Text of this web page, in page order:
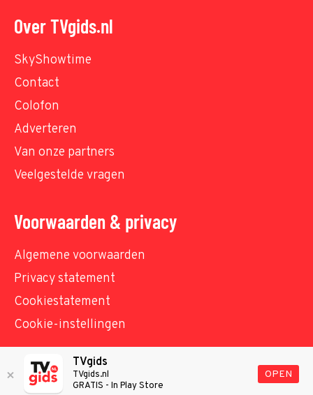
Over TVgids.nl
SkyShowtime
Contact
Colofon
Adverteren
Van onze partners
Veelgestelde vragen
Voorwaarden & privacy
Algemene voorwaarden
Privacy statement
Cookiestatement
Cookie-instellingen
© TVgids.nl 2026 - All rights reserved. No text and
datamining.
TVgids
TVgids.nl
GRATIS - In Play Store
OPEN